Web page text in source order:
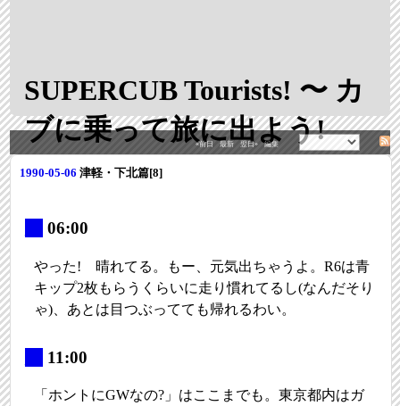
SUPERCUB Tourists! 〜 カ
ブに乗って旅に出よう!
«前日 最新 翌日» 編集
1990-05-06 津軽・下北篇[8]
06:00
やった! 晴れてる。もー、元気出ちゃうよ。R6は青
キップ2枚もらうくらいに走り慣れてるし(なんだそり
ゃ)、あとは目つぶってても帰れるわい。
11:00
「ホントにGWなの?」はここまでも。東京都内はガ